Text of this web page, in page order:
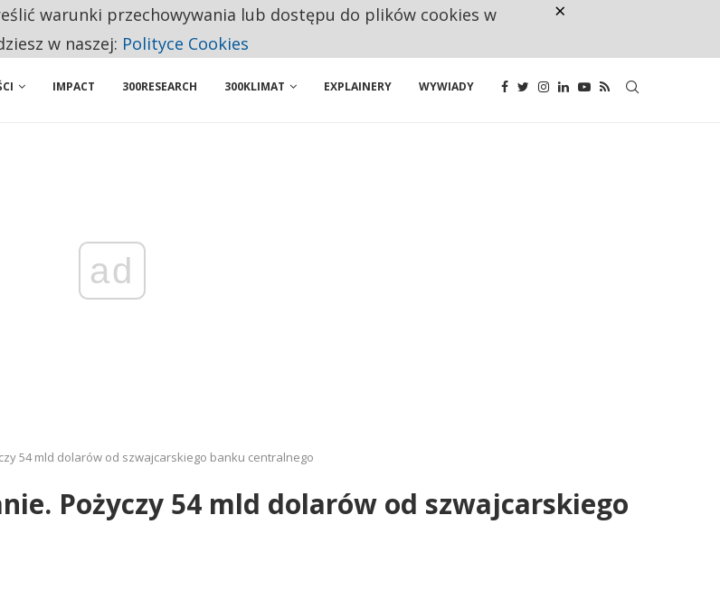
NA PODSTAWOWE ZAKUPY
IMPACT 300RESEARCH 300KLIMAT EXPLAINERY WYWIADY
ad
54 mld dolarów od szwajcarskiego banku centralnego
Pożyczy 54 mld dolarów od szwajcarskiego
warunki przechowywania lub dostępu do plików cookies w
w naszej: Polityce Cookies
×